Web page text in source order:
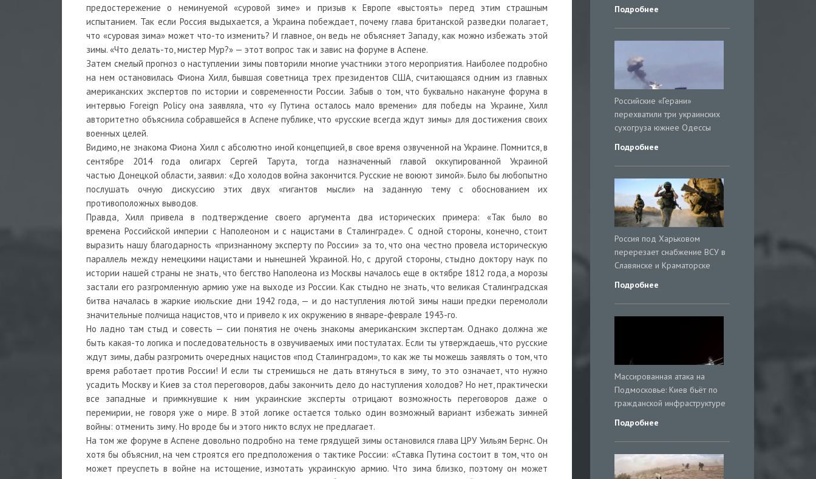
предостережение о неминуемой «суровой зиме» и призыв к Европе «выстоять» перед этим страшным
испытанием. Так если Россия выдыхается, а Украина побеждает, почему глава британской разведки полагает,
что «суровая зима» может что-то изменить? И главное, он ведь не объясняет Западу, как можно избежать этой
зимы. «Что делать-то, мистер Мур?» — этот вопрос так и завис на форуме в Аспене.
Затем смелый прогноз о наступлении зимы повторили многие участники этого мероприятия. Наиболее подробно
на нем остановилась Фиона Хилл, бывшая советница трех президентов США, считающаяся одним из главных
американских экспертов по истории и современности России. Забыв о том, что буквально накануне форума в
интервью Foreign Policy она заявляла, что «у Путина осталось мало времени» для победы на Украине, Хилл
авторитетно объяснила собравшейся в Аспене публике, что «русские всегда ждут зимы» для достижения своих
военных целей.
Видимо, не знакома Фиона Хилл с абсолютно иной концепцией, в свое время озвученной на Украине. Помнится, в
сентябре 2014 года олигарх Сергей Тарута, тогда назначенный главой оккупированной Украиной
частью Донецкой области, заявил: «До холодов война закончится. Русские не воюют зимой». Было бы любопытно
послушать очную дискуссию этих двух «гигантов мысли» на заданную тему с обоснованием их
противоположных выводов.
Правда, Хилл привела в подтверждение своего аргумента два исторических примера: «Так было во
времена Российской империи с Наполеоном и с нацистами в Сталинграде». С одной стороны, конечно, стоит
выразить нашу благодарность «признанному эксперту по России» за то, что она честно провела историческую
параллель между немецкими нацистами и нынешней Украиной. Но, с другой стороны, стыдно доктору наук по
истории нашей страны не знать, что бегство Наполеона из Москвы началось еще в октябре 1812 года, а морозы
застали его разгромленную армию уже на выходе из России. Как стыдно не знать, что великая Сталинградская
битва началась в жаркие июльские дни 1942 года, — и до наступления лютой зимы наши предки перемололи
значительные полчища нацистов, что и привело к их окружению в январе-феврале 1943-го.
Но ладно там стыд и совесть — сии понятия не очень знакомы американским экспертам. Однако должна же
быть какая-то логика и последовательность в озвучиваемых ими постулатах. Если ты утверждаешь, что русские
ждут зимы, дабы разгромить очередных нацистов «под Сталинградом», то как же ты можешь заявлять о том, что
время работает против России! И если ты стремишься не дать втянуться в зиму, то это означает, что нужно
усадить Москву и Киев за стол переговоров, дабы закончить дело до наступления холодов? Но нет, практически
все западные и примкнувшие к ним украинские эксперты отрицают возможность переговоров даже о
перемирии, не говоря уже о мире. В этой логике остается только один возможный вариант избежать зимней
войны: отменить зиму. Но вроде бы и этого никто вслух не предлагает.
На том же форуме в Аспене довольно подробно на теме грядущей зимы остановился глава ЦРУ Уильям Бернс. Он
хотя бы объяснил, на чем строятся его предположения о тактике России: «Ставка Путина состоит в том, что он
может преуспеть в войне на истощение, измотать украинскую армию. Что зима близко, поэтому он может
Подробнее
Российские «Герани»
перехватили три украинских
сухогруза южнее Одессы
Подробнее
Россия под Харьковом
перерезает снабжение ВСУ в
Славянске и Краматорске
Подробнее
Массированная атака на
Подмосковье: Киев бьёт по
гражданской инфраструктуре
Подробнее